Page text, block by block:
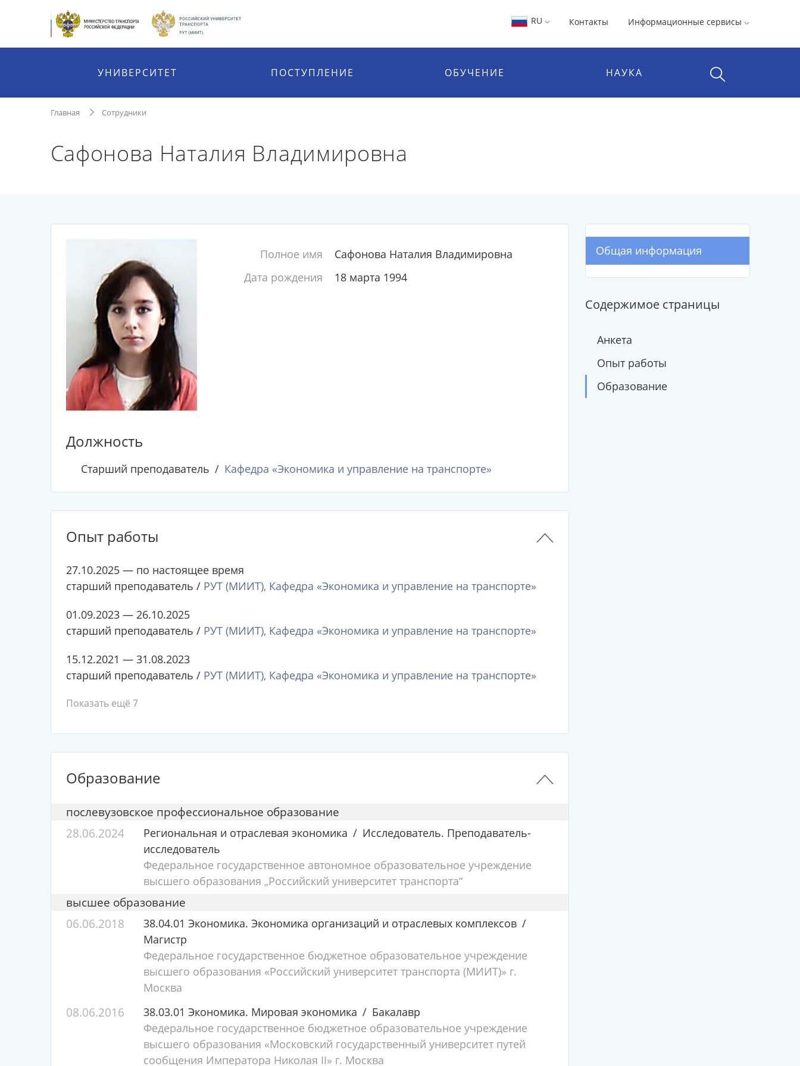
RU Контакты Информационные сервисы
УНИВЕРСИТЕТ ПОСТУПЛЕНИЕ ОБУЧЕНИЕ НАУКА
Главная Сотрудники
Сафонова Наталия Владимировна
Полное имя
Сафонова Наталия Владимировна
Дата рождения
18 марта 1994
Должность
Старший преподаватель Кафедра «Экономика и управление на транспорте»
Опыт работы
27.10.2025 — по настоящее время
старший преподаватель / РУТ (МИИТ), Кафедра «Экономика и управление на транспорте»
01.09.2023 — 26.10.2025
старший преподаватель / РУТ (МИИТ), Кафедра «Экономика и управление на транспорте»
15.12.2021 — 31.08.2023
старший преподаватель / РУТ (МИИТ), Кафедра «Экономика и управление на транспорте»
Показать ещё 7
Образование
послевузовское профессиональное образование
28.06.2024
Региональная и отраслевая экономика
Исследователь. Преподаватель-
исследователь
Федеральное государственное автономное образовательное учреждение
высшего образования „Российский университет транспорта“
высшее образование
06.06.2018
38.04.01 Экономика. Экономика организаций и отраслевых комплексов
Магистр
Федеральное государственное бюджетное образовательное учреждение
высшего образования «Российский университет транспорта (МИИТ)» г.
Москва
08.06.2016 38.03.01 Экономика. Мировая экономика
Бакалавр
Федеральное государственное бюджетное образовательное учреждение
высшего образования «Московский государственный университет путей
сообщения Императора Николая II» г. Москва
Общая информация
Содержимое страницы
Анкета
Опыт работы
Образование